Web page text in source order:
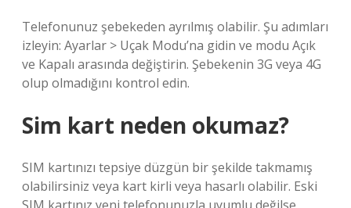
Telefonunuz şebekeden ayrılmış olabilir. Şu adımları
izleyin: Ayarlar > Uçak Modu’na gidin ve modu Açık
ve Kapalı arasında değiştirin. Şebekenin 3G veya 4G
olup olmadığını kontrol edin.
Sim kart neden okumaz?
SIM kartınızı tepsiye düzgün bir şekilde takmamış
olabilirsiniz veya kart kirli veya hasarlı olabilir. Eski